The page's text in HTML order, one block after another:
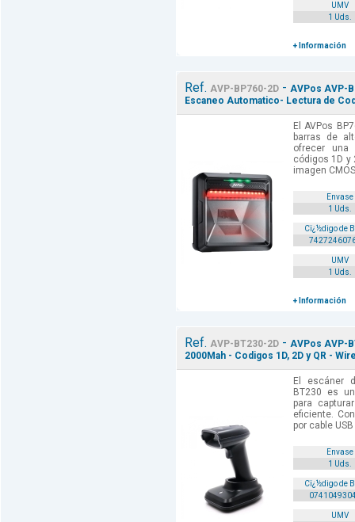
UMV
1 Uds.
+ Información
Ref. AVP-BP760-2D - AVPos AVP-
Escaneo Automatico- Lectura de
El AVPos
barras de
ofrecer
códigos 1D y
imagen
Envase
1 Uds.
Cï¿½digo de
UMV
1 Uds.
+ Información
Ref. AVP-BT230-2D - AVPos AVP-
2000Mah - Codigos 1D, 2D y QR -
El escáner
BT230 es
para
eficiente.
por cable
Envase
1 Uds.
Cï¿½digo de
UMV